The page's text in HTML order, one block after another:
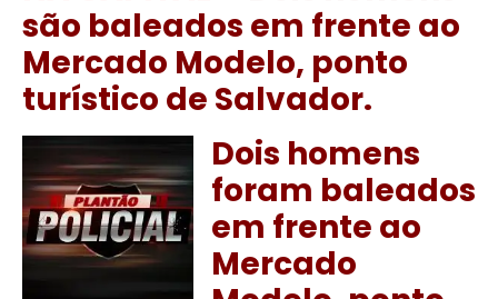
são baleados em frente ao
Mercado Modelo, ponto
turístico de Salvador.
Dois homens
foram baleados
em frente ao
Mercado